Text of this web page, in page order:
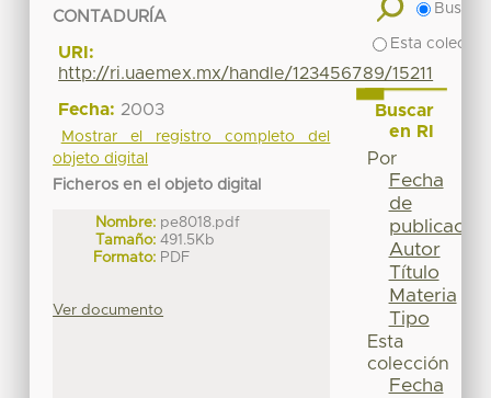
CONTADURÍA
URI:
http://ri.uaemex.mx/handle/123456789/15211
Fecha: 2003
Mostrar el registro completo del
objeto digital
Ficheros en el objeto digital
Nombre: pe8018.pdf
Tamaño: 491.5Kb
Formato: PDF
Ver documento
Buscar
Esta
Buscar
en RI
Por
Fecha
de
publicación
Autor
Título
Materia
Tipo
Esta
colección
Fecha